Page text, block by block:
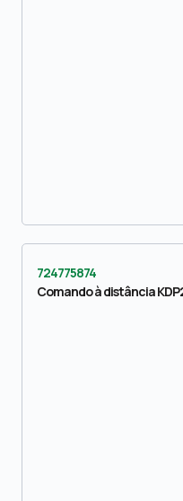
724775874
Comando à distância